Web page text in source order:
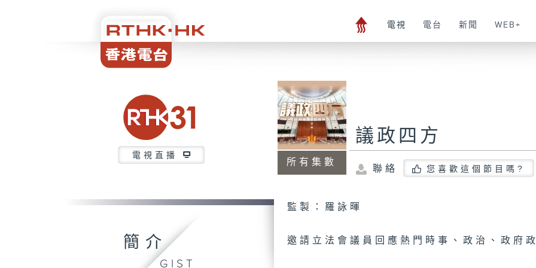
電視 電台 新聞 WEB+
電視直播
所有集數
議政四方
聯絡 您喜歡這個節目嗎?
簡介
GIST
監製：羅詠暉
邀請立法會議員回應熱門時事、政治、政府